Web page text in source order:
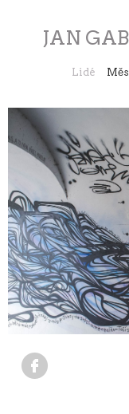
JAN
Lidé